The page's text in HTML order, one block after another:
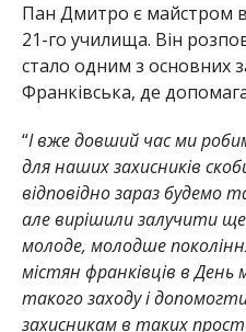
Пан Дмитро є майстром
21-го училища. Він
стало одним з основних
Франківська, де
“І вже довший час ми
для наших захисників
відповідно зараз будемо
але вирішили залучити
молоде, молодше
містян франківців в
такого заходу і
захисникам в таких